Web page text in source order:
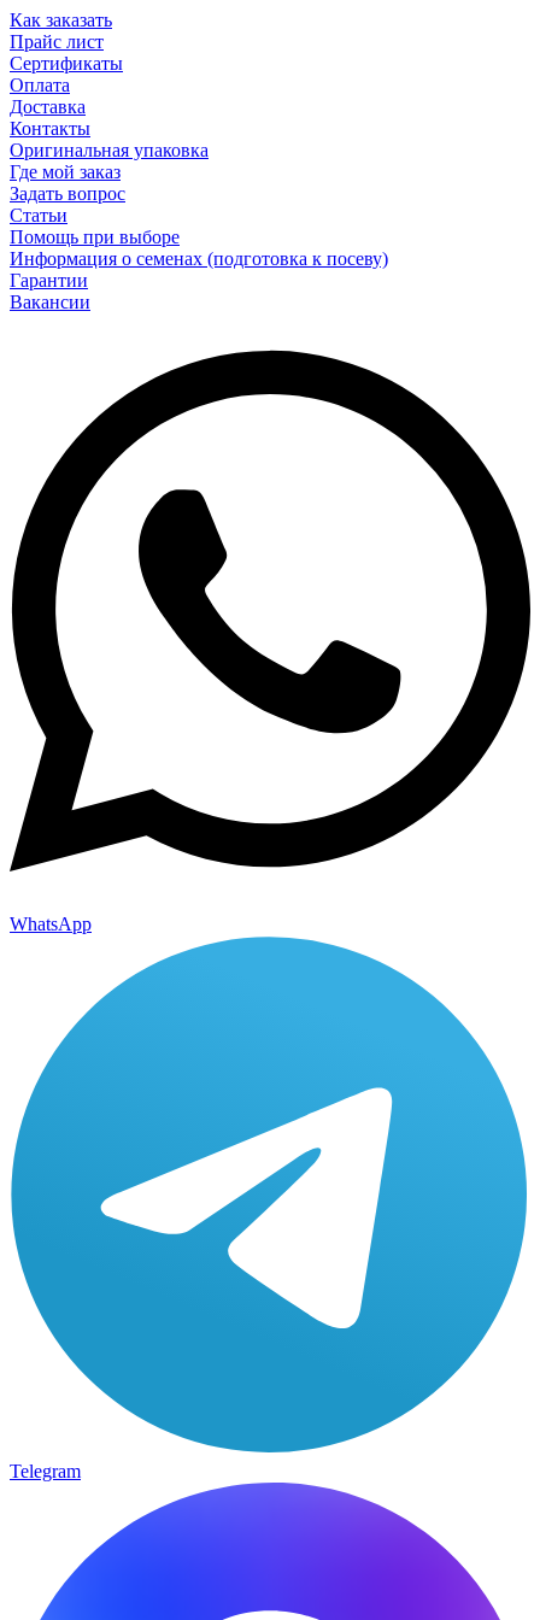
Как заказать
Прайс лист
Сертификаты
Оплата
Доставка
Контакты
Оригинальная упаковка
Где мой заказ
Задать вопрос
Статьи
Помощь при выборе
Информация о семенах (подготовка к посеву)
Гарантии
Вакансии
WhatsApp
Telegram